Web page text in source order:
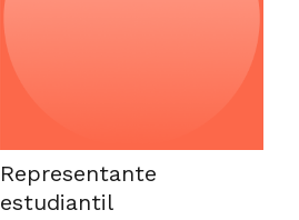
Representante
estudiantil